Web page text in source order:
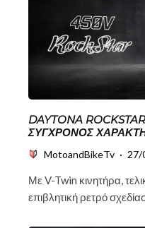
DAYTONA
ΣΎΓΧΡΟΝΟΣ
MotoandBikeTv · 27/
Με V-Twin κινητήρα,
επιβλητική ρετρό